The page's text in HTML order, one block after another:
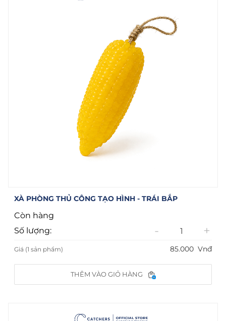
XÀ PHÒNG THỦ CÔNG TẠO HÌNH - TRÁI BẮP
Còn hàng
Số lượng:
- +
Giá (1 sản phẩm) 85.000 Vnđ
THÊM VÀO GIỎ HÀNG